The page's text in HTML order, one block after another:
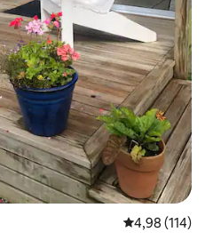
Note
4,98 (114)